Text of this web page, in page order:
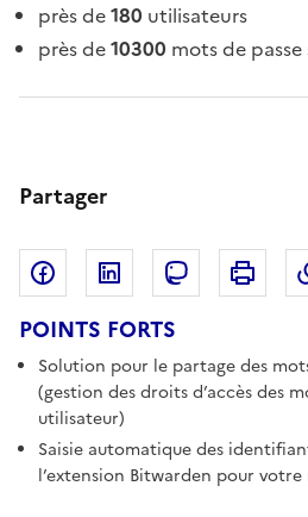
près de180 utilisateurs
près de10300 mots de
Partager
Partager sur Facebook
Partager surPartager sur
POINTS FORTS
Solution pour le partage des
(gestion des droits d’accès des
utilisateur)
Saisie automatique des
l’extension Bitwarden pour